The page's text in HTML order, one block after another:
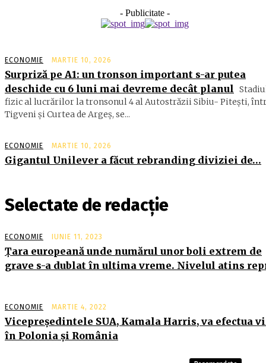
- Publicitate -
ECONOMIE MARTIE 10, 2026
Surpriză pe A1: un tronson important s-ar putea
deschide cu 6 luni mai devreme decât planul
fizic al lucrărilor la tronsonul 4 al Autostrăzii Sibiu- Piteşti,
Tigveni şi Curtea de Argeş, se...
ECONOMIE MARTIE 10, 2026
Gigantul Unilever a făcut rebranding diviziei de…
Selectate de redacție
ECONOMIE IUNIE 11, 2023
Ţara europeană unde numărul unor boli extrem de
grave s-a dublat în ultima vreme. Nivelul atins
ECONOMIE MARTIE 4, 2022
Vicepreşedintele SUA, Kamala Harris, va efectua
în Polonia şi România